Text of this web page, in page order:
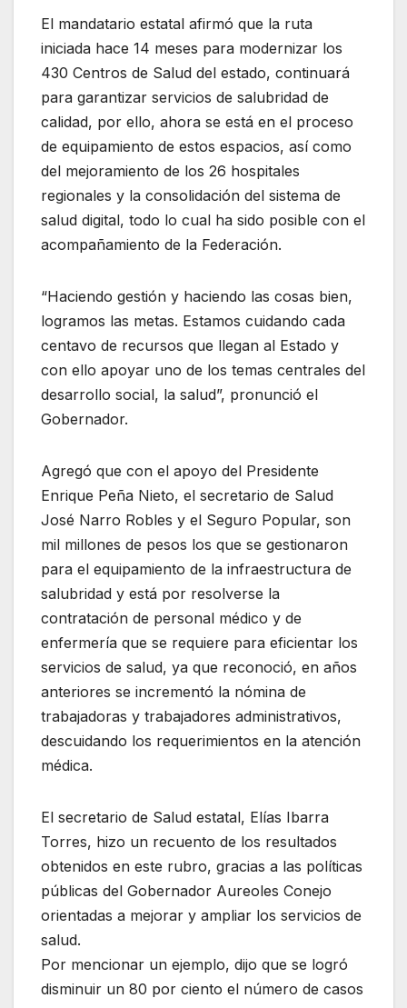
El mandatario estatal afirmó que la ruta
iniciada hace 14 meses para modernizar los
430 Centros de Salud del estado, continuará
para garantizar servicios de salubridad de
calidad, por ello, ahora se está en el proceso
de equipamiento de estos espacios, así como
del mejoramiento de los 26 hospitales
regionales y la consolidación del sistema de
salud digital, todo lo cual ha sido posible con el
acompañamiento de la Federación.
“Haciendo gestión y haciendo las cosas bien,
logramos las metas. Estamos cuidando cada
centavo de recursos que llegan al Estado y
con ello apoyar uno de los temas centrales del
desarrollo social, la salud”, pronunció el
Gobernador.
Agregó que con el apoyo del Presidente
Enrique Peña Nieto, el secretario de Salud
José Narro Robles y el Seguro Popular, son
mil millones de pesos los que se gestionaron
para el equipamiento de la infraestructura de
salubridad y está por resolverse la
contratación de personal médico y de
enfermería que se requiere para eficientar los
servicios de salud, ya que reconoció, en años
anteriores se incrementó la nómina de
trabajadoras y trabajadores administrativos,
descuidando los requerimientos en la atención
médica.
El secretario de Salud estatal, Elías Ibarra
Torres, hizo un recuento de los resultados
obtenidos en este rubro, gracias a las políticas
públicas del Gobernador Aureoles Conejo
orientadas a mejorar y ampliar los servicios de
salud.
Por mencionar un ejemplo, dijo que se logró
disminuir un 80 por ciento el número de casos